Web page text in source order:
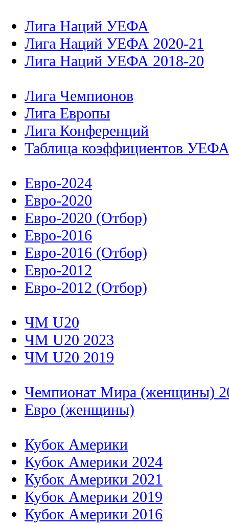
Лига Наций УЕФА
Лига Наций УЕФА 2020-21
Лига Наций УЕФА 2018-20
Лига Чемпионов
Лига Европы
Лига Конференций
Таблица коэффициентов УЕФА
Евро-2024
Евро-2020
Евро-2020 (Отбор)
Евро-2016
Евро-2016 (Отбор)
Евро-2012
Евро-2012 (Отбор)
ЧМ U20
ЧМ U20 2023
ЧМ U20 2019
Чемпионат Мира (женщины)
Евро (женщины)
Кубок Америки
Кубок Америки 2024
Кубок Америки 2021
Кубок Америки 2019
Кубок Америки 2016